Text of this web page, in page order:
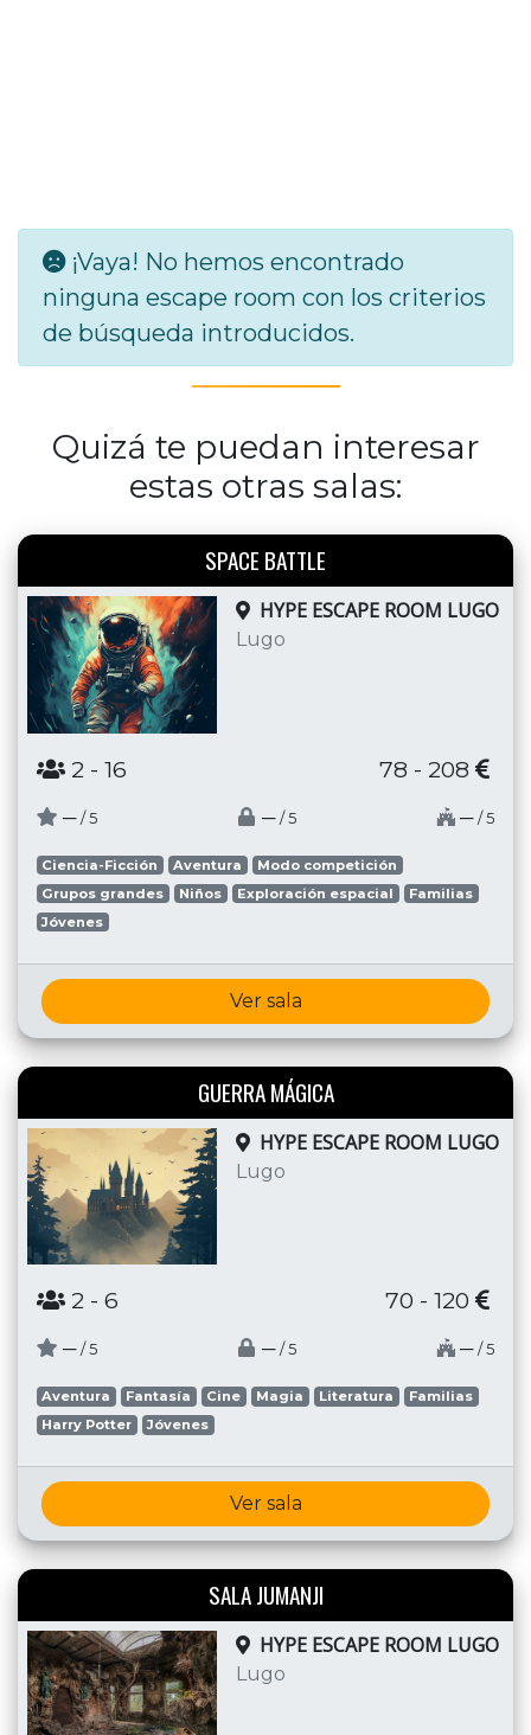
¡Vaya! No hemos encontrado
ninguna escape room con los criterios
de búsqueda introducidos.
Quizá te puedan interesar
estas otras salas:
SPACE BATTLE
HYPE ESCAPE ROOM LUGO
Lugo
2 - 16 78 - 208
─ / 5 ─ / 5 ─ / 5
Ciencia-Ficción Aventura
Modo competición
Grupos grandes
Niños Exploración espacial
Familias
Jóvenes
Ver sala
GUERRA MÁGICA
HYPE ESCAPE ROOM LUGO
Lugo
2 - 6 70 - 120
─ / 5 ─ / 5 ─ / 5
Aventura Fantasía Cine Magia Literatura
Familias
Harry Potter
Jóvenes
Ver sala
SALA JUMANJI
HYPE ESCAPE ROOM LUGO
Lugo